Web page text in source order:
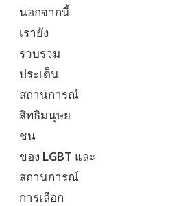
นอกจากนี้
เรายัง
รวบรวม
ประเด็น
สถานการณ์
สิทธิมนุษย
ชน
ของ LGBT และ
สถานการณ์
การเลือก